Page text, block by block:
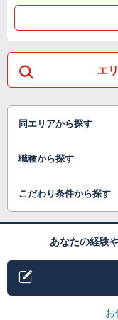
エ
同エリアから探す
職種から探す
こだわり条件から探す
あなたの経験
お